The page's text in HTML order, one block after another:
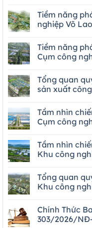
Tiềm năng
nghiệp Võ Lao
Tiềm năng
Cụm công
Tổng quan
sản xuất
Tầm nhìn
Cụm công
Tầm nhìn
Khu công
Tổng quan
Khu công
Chính Thức
303/2026/